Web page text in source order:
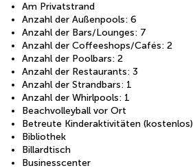
Am Privatstrand
Anzahl der Außenpools: 6
Anzahl der Bars/Lounges: 7
Anzahl der Coffeeshops/Cafés: 2
Anzahl der Poolbars: 2
Anzahl der Restaurants: 3
Anzahl der Strandbars: 1
Anzahl der Whirlpools: 1
Beachvolleyball vor Ort
Betreute Kinderaktivitäten (kostenlos)
Bibliothek
Billardtisch
Businesscenter